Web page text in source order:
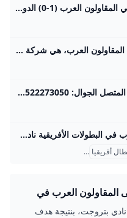
هدف فوز بتروجيت علي المقاولون العرب (1-0) الدوري المصري - بطولات مشاهدة هدف فوز بتروجيت علي المقاولون العرب (1-0) الدوري المصري اليوم الاثنين 25-8-2025 تعليق عربي إخلاء مسئولية: هذا المحتوى لم يتم انشائه او استضافته بواسطة موقع بطولات وأي مسئولية قانونية تقع على عاتق الطرف الثالث الدورى المصرى المقاولون العرب اهداف بتروجيت المقاولون وبتروجت اهداف المقاولون وبتروجيت اهداف المقاولون العرب اليوم مباراة المقاولون العرب اليوم فيديوهات متعلقةMohamed Khatab منذ 4 يوم اهداف مباراة وادي دجلة وزد (2-1) الدوري المصري جاسر حبيب منذ 8 يوم
المقاولون العرب - المعرفة المقاولون العرب، هي شركة إنشاءات ومقاولات مصرية أسسها عام 1955 عثمان أحمد عثمان، مبادر وسياسي مصري، كان وزيراً للإسكان في عهد أنور السادات. أُممت الشركة بعد ثورة 1952. شاركت الشركة في إنشاء السد العال مؤسسة المقاولين العرب، من اليسار: عثمان أحمد عثمان، حسين أحمد عثمان، بهجت حسنين، صلاح حسب الله، وأحمد سليمان. يرجع تأسيس الشركة لما قبل إعلانها رسمياً، إلى سنة 1940، يوم تخرج المهندس عثمان أحمد عثمان من كلية الهندسة، فكان متشبثاً بفكرة العمل الحر ليعمل كمقاول دون الإرتباط بأى وظيفة حكومية حيث كانت الوظائف الحكومية متاحة ومرتبات عالية تساعد على الحياة الكريمة ولكن أثر العمل الحر كمهندس مدنى لتنفيذ المنشآت والمبانى والكبارى والطرق ومشاريع الصرف الصحى والمياه وكان للمهندس عثمان أخوال أغنياء فأسندوا إليه بعض الفيلات بالأراضى التى يملكونها بالإسماعيلية وفى عام 1942 هدم الإنجليز مبانى كفر أحمد عبده بالسويس لأن كان بها الفدائيون الذين يتصدون لوطنهم الغالى فهدم الكفر الإنجليز وأسندت الدولة إلى المهندس عثمان مقاولة إعادة إعمار كفر أحمد عبده وأستمر فى العمل الحر بإنشاء المدارس بالإسماعيلية وبعض المبانى الصغيرة حتى سنة 1952 حين قرأ إعلان بالأهرام يطلب مقاولين مصريين لبناء منشآت في السعودية.
مقاولات الكويت بيانات المتصل الجوال: 0096522273050 البريد الإلكتروني:
إنجازات المقاولون العرب في البطولات الأفريقية نادي المقاولون العرب هو واحد من الأندية المصرية التي تركت بصمة واضحة في البطولات الأفريقية، لكنه لم يحصل على لقب دوري أبطال أفريقيا، حيث لم يشارك في هذه البطولة تحديدًا. على الرغم من ذلك، فقد حقق المقاولون نجاحات كبيرة في بطولات أخرى على مستوى القارة الأفريقية، وأبرزها بطولة كأس أفريقيا للأندية أبطال الكؤوس التي فاز بها ثلاث مرات في أعوام 1982، 1983، و1996. هذه البطولة كانت تمثل منافسة قارية مهمة في تلك الفترات، وأكدت على قوة المقاولون في مواجهة منافسين كثر من مختلف الدول الأفريقية.
أفريقيا كأس الكؤوس الأفريقية
على المقاولون العرب في
بتروجت، بنتيجة هدف